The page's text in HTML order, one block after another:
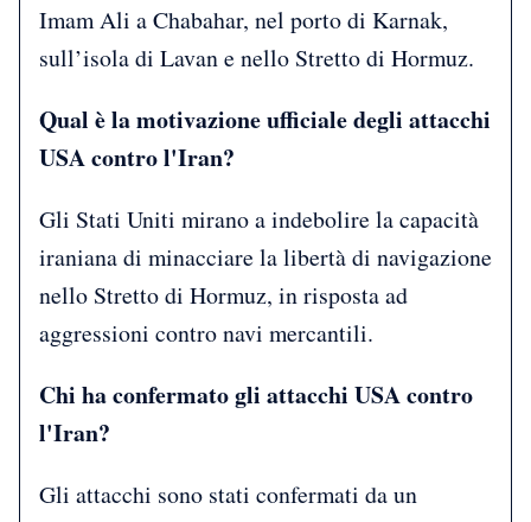
Imam Ali a Chabahar, nel porto di Karnak,
sull’isola di Lavan e nello Stretto di Hormuz.
Qual è la motivazione ufficiale degli attacchi
USA contro l'Iran?
Gli Stati Uniti mirano a indebolire la capacità
iraniana di minacciare la libertà di navigazione
nello Stretto di Hormuz, in risposta ad
aggressioni contro navi mercantili.
Chi ha confermato gli attacchi USA contro
l'Iran?
Gli attacchi sono stati confermati da un